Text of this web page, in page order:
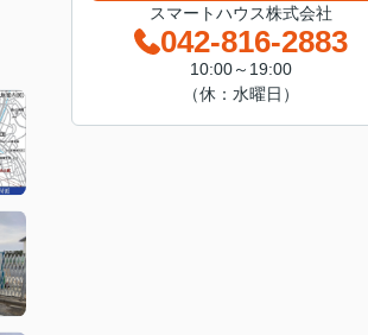
スマートハウス株式会社
042-816-2883
10:00～19:00
（休：水曜日）